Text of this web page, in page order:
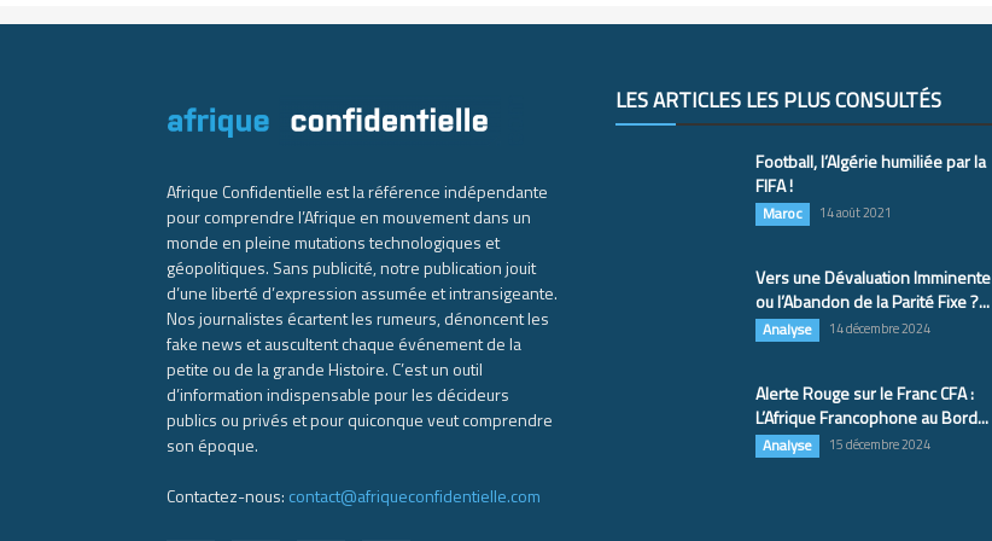
Afrique Confidentielle est la référence indépendante
pour comprendre l’Afrique en mouvement dans un
monde en pleine mutations technologiques et
géopolitiques. Sans publicité, notre publication jouit
d’une liberté d’expression assumée et intransigeante.
Nos journalistes écartent les rumeurs, dénoncent les
fake news et auscultent chaque événement de la
petite ou de la grande Histoire. C’est un outil
d’information indispensable pour les décideurs
publics ou privés et pour quiconque veut comprendre
son époque.
Contactez-nous: contact@afriqueconfidentielle.com
LES ARTICLES LES PLUS CONSULTÉS
Football, l’Algérie humiliée par la
FIFA !
Maroc 14 août 2021
Vers une Dévaluation Imminente
ou l’Abandon de la Parité Fixe ?...
Analyse 14 décembre 2024
Alerte Rouge sur le Franc CFA :
L’Afrique Francophone au Bord...
Analyse 15 décembre 2024